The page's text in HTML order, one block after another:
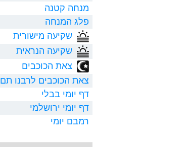
מנחה קטנה
פלג המנחה
שקיעה מישורית
שקיעה הנראית
צאת הכוכבים
צאת הכוכבים לרבנו תם
דף יומי בבלי
דף יומי ירושלמי
רמבם יומי